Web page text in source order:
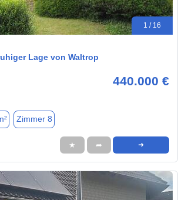
1 / 16
Lage von Waltrop
440.000 €
Zimmer 8
★ ➦ ➜